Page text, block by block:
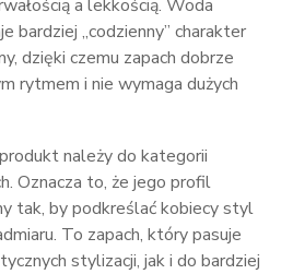
a lekkością. Woda
bardziej „codzienny” charakter
dzięki czemu zapach dobrze
rytmem i nie wymaga dużych
należy do kategorii
Oznacza to, że jego profil
tak, by podkreślać kobiecy styl
To zapach, który pasuje
stylizacji, jak i do bardziej